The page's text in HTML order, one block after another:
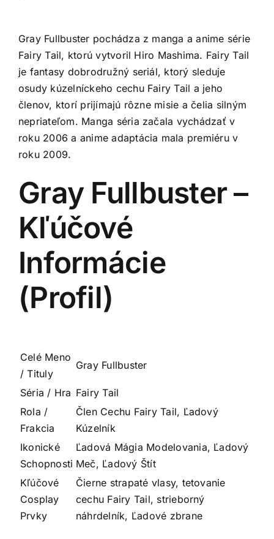
Gray Fullbuster pochádza z manga a anime série
Fairy Tail, ktorú vytvoril Hiro Mashima. Fairy Tail
je fantasy dobrodružný seriál, ktorý sleduje
osudy kúzelníckeho cechu Fairy Tail a jeho
členov, ktorí prijímajú rôzne misie a čelia silným
nepriateľom. Manga séria začala vychádzať v
roku 2006 a anime adaptácia mala premiéru v
roku 2009.
Gray Fullbuster –
Kľúčové
Informácie
(Profil)
Celé Meno
/ Tituly
Gray Fullbuster
Séria / Hra Fairy Tail
Rola /
Frakcia
Člen Cechu Fairy Tail, Ľadový
Kúzelník
Ikonické
Schopnosti
Ľadová Mágia Modelovania, Ľadový
Meč, Ľadový Štít
Kľúčové
Cosplay
Prvky
Čierne strapaté vlasy, tetovanie
cechu Fairy Tail, strieborný
náhrdelník, Ľadové zbrane